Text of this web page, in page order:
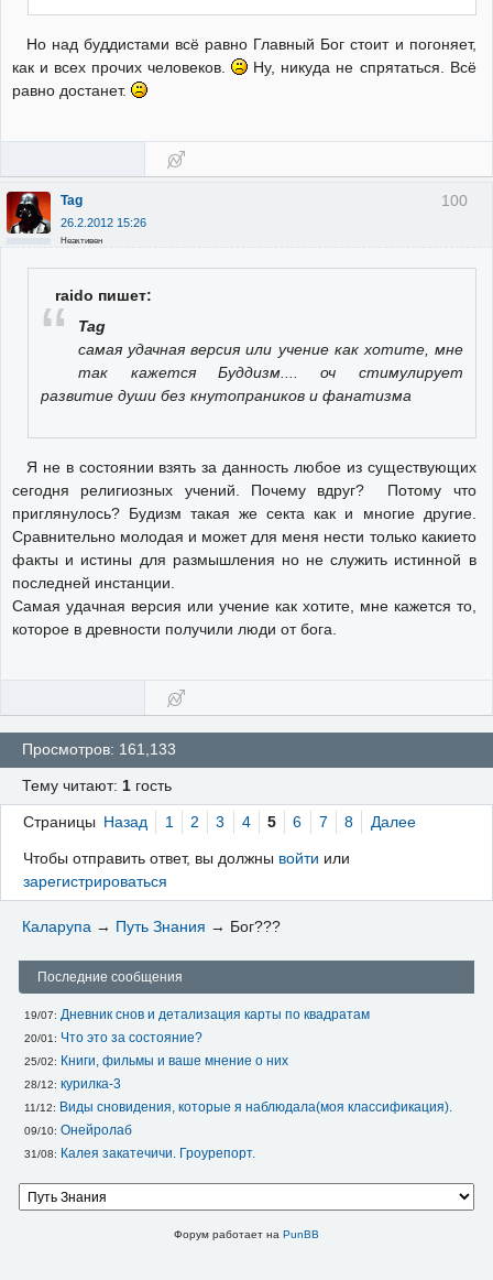
Но над буддистами всё равно Главный Бог стоит и погоняет,
как и всех прочих человеков.
Ну, никуда не спрятаться. Всё
равно достанет.
100
Tag
26.2.2012 15:26
Неактивен
raido пишет:
Tag
самая удачная версия или учение как хотите, мне
так кажется Буддизм.... оч стимулирует
развитие души без кнутопраников и фанатизма
Я не в состоянии взять за данность любое из существующих
сегодня религиозных учений. Почему вдруг? Потому что
приглянулось? Будизм такая же секта как и многие другие.
Сравнительно молодая и может для меня нести только какието
факты и истины для размышления но не служить истинной в
последней инстанции.
Самая удачная версия или учение как хотите, мне кажется то,
которое в древности получили люди от бога.
Просмотров: 161,133
Тему читают: 1 гость
Страницы Назад 1 2 3 4 5 6 7 8 Далее
Чтобы отправить ответ, вы должны войти или
зарегистрироваться
Каларупа → Путь Знания → Бог???
Последние сообщения
19/07: Дневник снов и детализация карты по квадратам
20/01: Что это за состояние?
25/02: Книги, фильмы и ваше мнение о них
28/12: курилка-3
11/12: Виды сновидения, которые я наблюдала(моя классификация).
09/10: Онейролаб
31/08: Калея закатечичи. Гроурепорт.
Форум работает на PunBB